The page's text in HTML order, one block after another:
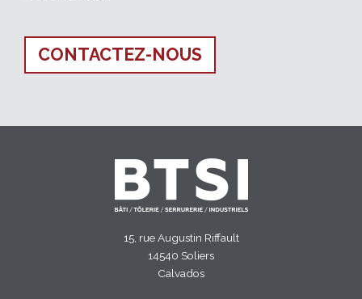
CONTACTEZ-NOUS
15, rue Augustin Riffault
14540 Soliers
Calvados